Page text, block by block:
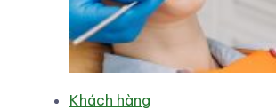
Khách hàng